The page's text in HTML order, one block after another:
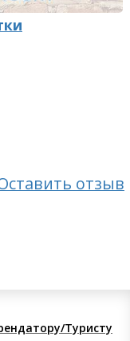
отзыв
Туристу